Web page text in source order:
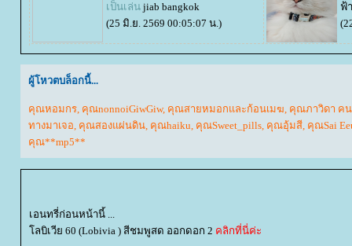
เป็นเล่น jiab bangkok
(25 มิ.ย. 2569 00:05:07 น.)
ฟ้
ผู้โหวตบล็อกนี้...
คุณหอมกร, คุณnonnoiGiwGiw, คุณสายหมอกและก้อนเมฆ, คุณภาวิดา ค
ทางมาเจอ, คุณสองแผ่นดิน, คุณhaiku, คุณSweet_pills, คุณอุ้มสี, คุณSai
คุณ**mp5**
เอนทรี่ก่อนหน้านี้ ...
ลบิเวีย 60 (Lobivia ) สีชมพูสด ออกดอก 2 คลิกที่นี่ค่ะ